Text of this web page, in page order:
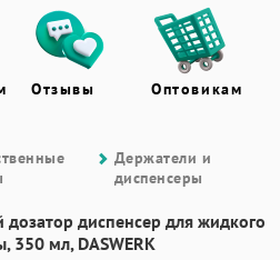
Отзывы Оптовикам
Держатели и
диспенсеры
диспенсер для жидкого
350 мл, DASWERK